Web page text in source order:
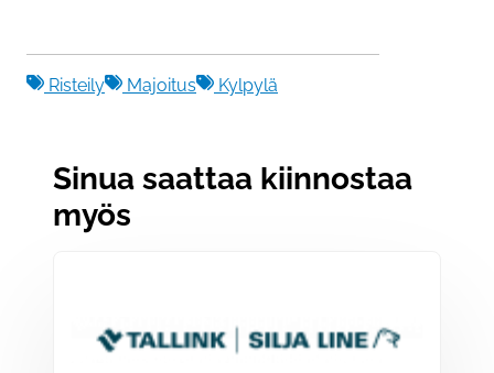
Risteily Majoitus Kylpylä
Sinua saattaa kiinnostaa
myös